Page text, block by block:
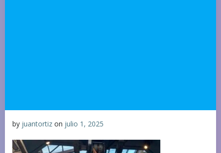
by juantortiz on julio 1, 2025